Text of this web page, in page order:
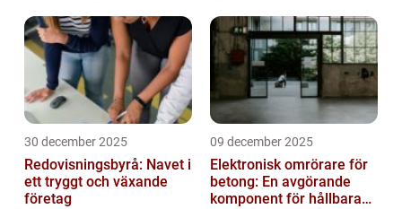
30 december 2025
Redovisningsbyrå: Navet i
ett tryggt och växande
företag
09 december 2025
Elektronisk omrörare för
betong: En avgörande
komponent för hållbara